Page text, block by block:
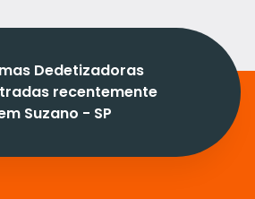
Dedetizadoras
recentemente
Suzano - SP